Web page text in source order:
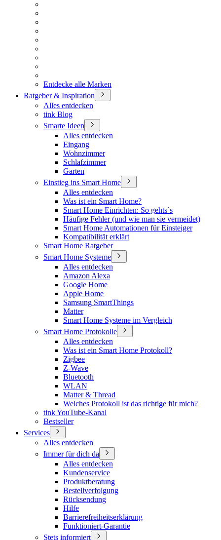
Entdecke alle Marken
Ratgeber & Inspiration
Alles entdecken
tink Blog
Smarte Ideen
Alles entdecken
Eingang
Wohnzimmer
Schlafzimmer
Garten
Einstieg ins Smart Home
Alles entdecken
Was ist ein Smart Home?
Smart Home Einrichten: So gehts`s
Häufige Fehler (und wie man sie vermeidet)
Smart Home Automationen für Einsteiger
Kompatibilität erklärt
Smart Home Ratgeber
Smart Home Systeme
Alles entdecken
Amazon Alexa
Google Home
Apple Home
Samsung SmartThings
Matter
Smart Home Systeme im Vergleich
Smart Home Protokolle
Alles entdecken
Was ist ein Smart Home Protokoll?
Zigbee
Z-Wave
Bluetooth
WLAN
Matter & Thread
Welches Protokoll ist das richtige für mich?
tink YouTube-Kanal
Bestseller
Services
Alles entdecken
Immer für dich da
Alles entdecken
Kundenservice
Produktberatung
Bestellverfolgung
Rücksendung
Hilfe
Barrierefreiheitserklärung
Funktioniert-Garantie
Stets informiert